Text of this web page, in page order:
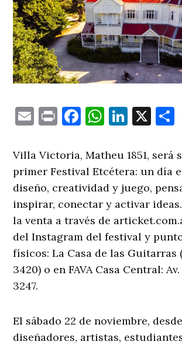
EmailPrintFacebook
X
Villa Victoria, Matheu 1851, será
primer Festival Etcétera: un día
diseño, creatividad y juego,
inspirar, conectar y activar
la venta a través de
del Instagram del festival y
físicos: La Casa de las Guitarras
3420) o en FAVA Casa Central:
3247.
El sábado 22 de noviembre,
diseñadores, artistas,